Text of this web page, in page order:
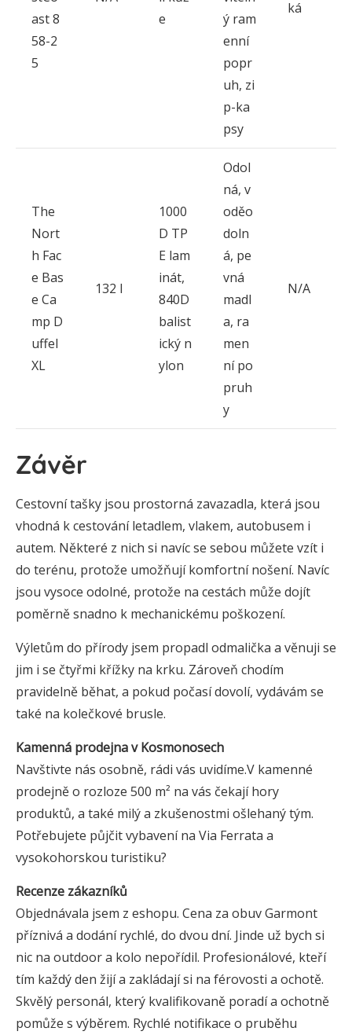
ast 8
58-2
5
e
ý ram
enní
popr
uh, zi
p-ka
psy
ká
The
Nort
h Fac
e Bas
e Ca
mp D
uffel
XL
132 l
1000
D TP
E lam
inát,
840D
balist
ický n
ylon
Odol
ná, v
oděo
doln
á, pe
vná
madl
a, ra
men
ní po
pruh
y
N/A
Závěr
Cestovní tašky jsou prostorná zavazadla, která jsou
vhodná k cestování letadlem, vlakem, autobusem i
autem. Některé z nich si navíc se sebou můžete vzít i
do terénu, protože umožňují komfortní nošení. Navíc
jsou vysoce odolné, protože na cestách může dojít
poměrně snadno k mechanickému poškození.
Výletům do přírody jsem propadl odmalička a věnuji se
jim i se čtyřmi křížky na krku. Zároveň chodím
pravidelně běhat, a pokud počasí dovolí, vydávám se
také na kolečkové brusle.
Kamenná prodejna v Kosmonosech
Navštivte nás osobně, rádi vás uvidíme.V kamenné
prodejně o rozloze 500 m² na vás čekají hory
produktů, a také milý a zkušenostmi ošlehaný tým.
Potřebujete půjčit vybavení na Via Ferrata a
vysokohorskou turistiku?
Recenze zákazníků
Objednávala jsem z eshopu. Cena za obuv Garmont
příznivá a dodání rychlé, do dvou dní. Jinde už bych si
nic na outdoor a kolo nepořídil. Profesionálové, kteří
tím každý den žijí a zakládají si na férovosti a ochotě.
Skvělý personál, který kvalifikovaně poradí a ochotně
pomůže s výběrem. Rychlé notifikace o pruběhu